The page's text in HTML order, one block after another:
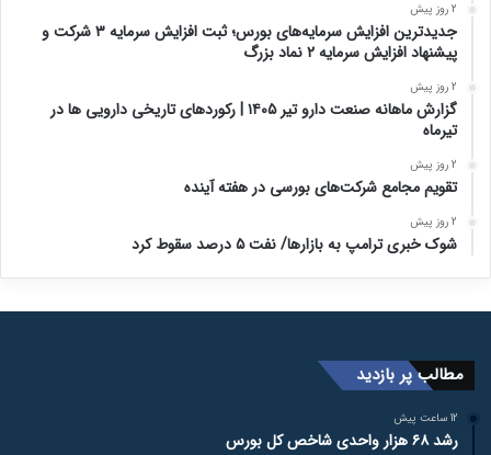
2 روز پیش
جدیدترین افزایش سرمایه‌های بورس؛ ثبت افزایش سرمایه ۳ شرکت و
پیشنهاد افزایش سرمایه ۲ نماد بزرگ
2 روز پیش
گزارش ماهانه صنعت دارو تیر ۱۴۰۵ | رکوردهای تاریخی دارویی ها در
تیرماه
2 روز پیش
تقویم مجامع شرکت‌های بورسی در هفته آینده
2 روز پیش
شوک خبری ترامپ به بازارها/ نفت ۵ درصد سقوط کرد
مطالب پر بازدید
12 ساعت پیش
رشد ۶۸ هزار واحدی شاخص کل بورس